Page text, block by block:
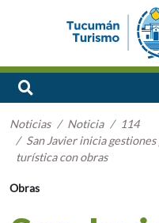
Noticias Noticia
114
San Javier inicia
turística con obras
Obras